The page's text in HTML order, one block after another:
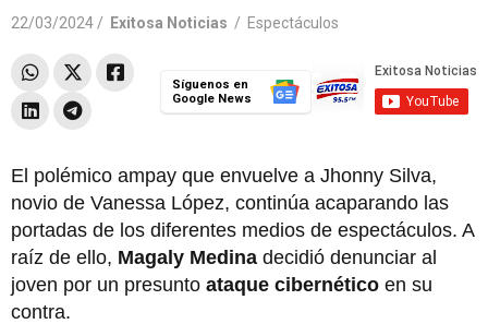
22/03/2024 / Exitosa Noticias / Espectáculos
Síguenos en
Google News
El polémico ampay que envuelve a Jhonny Silva,
novio de Vanessa López, continúa acaparando las
portadas de los diferentes medios de espectáculos. A
raíz de ello, Magaly Medina decidió denunciar al
joven por un presunto ataque cibernético en su
contra.